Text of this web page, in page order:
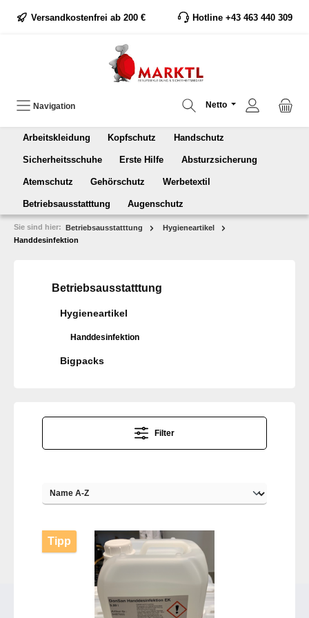
Versandkostenfrei ab 200 € Hotline +43 463 440 309
Navigation Netto
Arbeitskleidung Kopfschutz Handschutz
Sicherheitsschuhe Erste Hilfe Absturzsicherung
Atemschutz Gehörschutz Werbetextil
Betriebsausstatttung Augenschutz
Sie sind hier: Betriebsausstatttung
Hygieneartikel
Handdesinfektion
Betriebsausstatttung
Hygieneartikel
Handdesinfektion
Bigpacks
Filter
Tipp